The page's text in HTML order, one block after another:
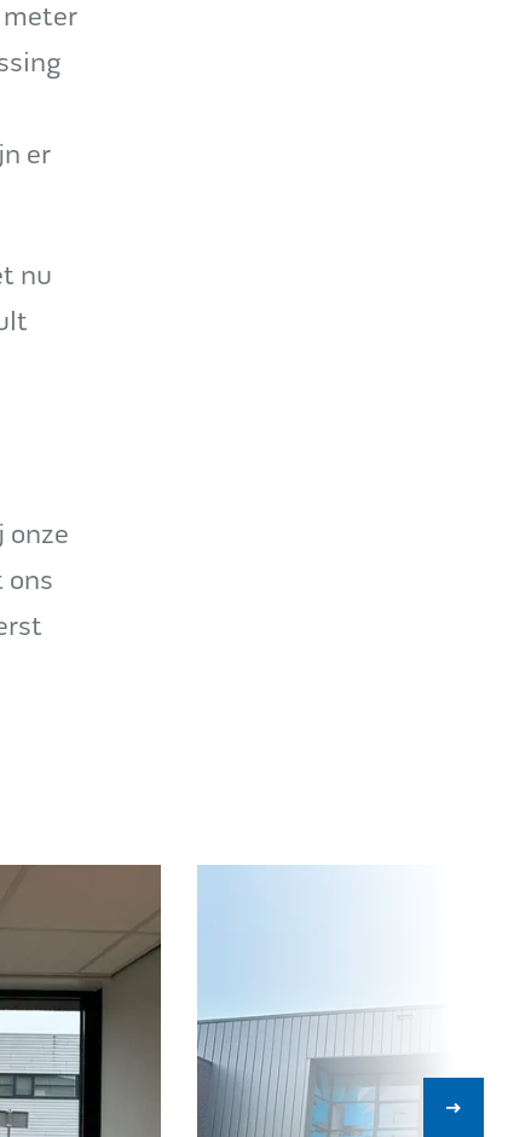
meter
er
nu
onze
ons